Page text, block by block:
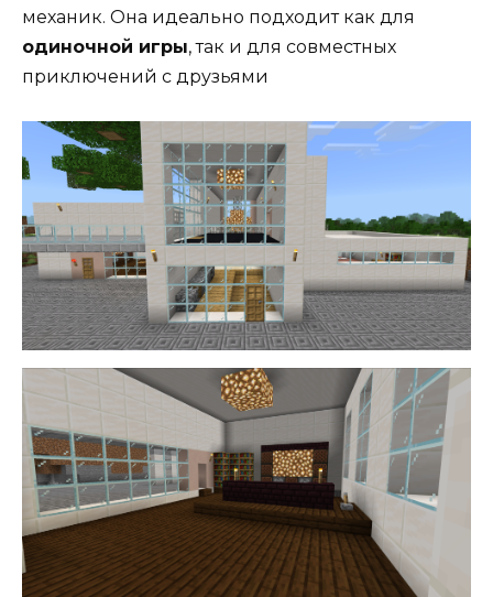
механик. Она идеально подходит как для
одиночной игры, так и для совместных
приключений с друзьями